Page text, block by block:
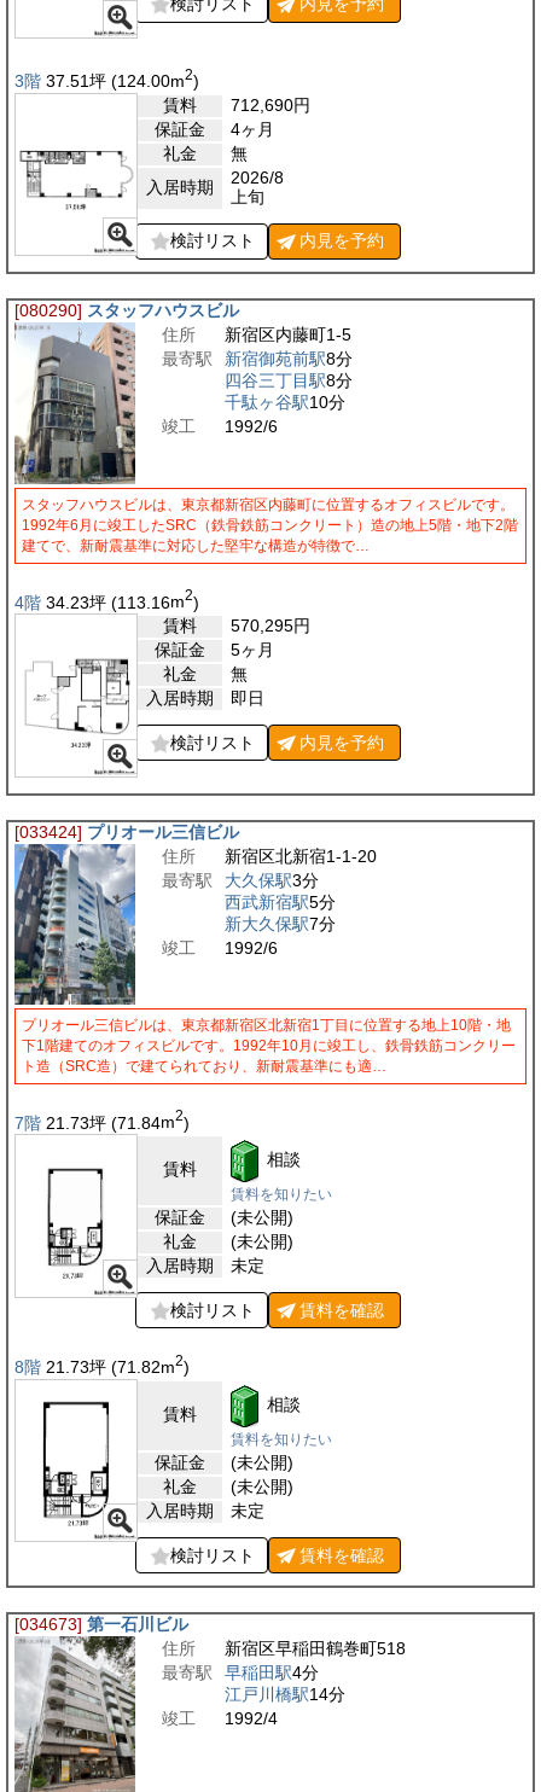
検討リスト 内見を予約
3階 37.51坪 (124.00m2)
賃料
712,690円
保証金
4ヶ月
礼金
無
入居時期
2026/8
上旬
検討リスト 内見を予約
[080290] スタッフハウスビル
住所
新宿区内藤町1-5
最寄駅
新宿御苑前駅8分
四谷三丁目駅8分
千駄ヶ谷駅10分
竣工
1992/6
スタッフハウスビルは、東京都新宿区内藤町に位置するオフィスビルです。
1992年6月に竣工したSRC（鉄骨鉄筋コンクリート）造の地上5階・地下2階
建てで、新耐震基準に対応した堅牢な構造が特徴で…
4階 34.23坪 (113.16m2)
賃料
570,295円
保証金
5ヶ月
礼金
無
入居時期
即日
検討リスト 内見を予約
[033424] プリオール三信ビル
住所
新宿区北新宿1-1-20
最寄駅
大久保駅3分
西武新宿駅5分
新大久保駅7分
竣工
1992/6
プリオール三信ビルは、東京都新宿区北新宿1丁目に位置する地上10階・地
下1階建てのオフィスビルです。1992年10月に竣工し、鉄骨鉄筋コンクリー
ト造（SRC造）で建てられており、新耐震基準にも適…
7階 21.73坪 (71.84m2)
賃料 相談
賃料を知りたい
保証金
(未公開)
礼金
(未公開)
入居時期
未定
検討リスト 賃料を確認
8階 21.73坪 (71.82m2)
賃料 相談
賃料を知りたい
保証金
(未公開)
礼金
(未公開)
入居時期
未定
検討リスト 賃料を確認
[034673] 第一石川ビル
住所
新宿区早稲田鶴巻町518
最寄駅
早稲田駅4分
江戸川橋駅14分
竣工
1992/4